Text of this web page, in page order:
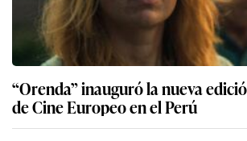
“Orenda” inauguró la nueva
de Cine Europeo en el Perú